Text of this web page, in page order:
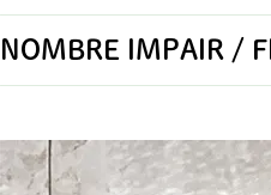
NOMBRE IMPAIR /